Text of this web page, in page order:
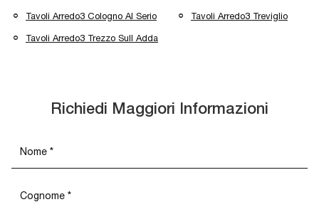
Tavoli Arredo3 Cologno Al Serio Tavoli Arredo3 Treviglio
Tavoli Arredo3 Trezzo Sull Adda
Richiedi Maggiori Informazioni